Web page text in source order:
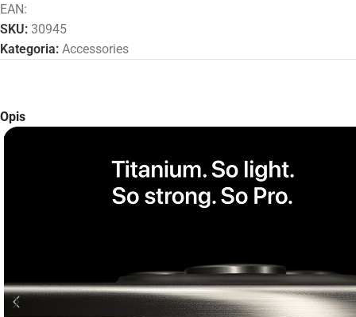
EAN:
SKU: 30945
Kategoria: Accessories
Opis